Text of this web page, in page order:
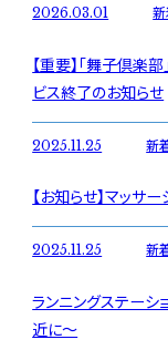
2026.03.01
【重要】「舞子倶楽
ビス終了のお知らせ
2025.11.25 新
【お知らせ】マッサ
2025.11.25 新
ランニングステーシ
近に～